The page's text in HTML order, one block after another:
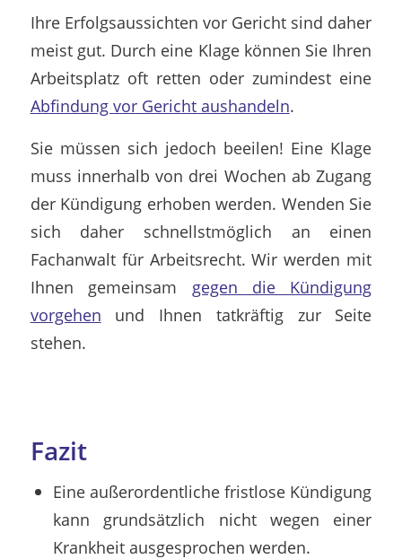
Ihre Erfolgsaussichten vor Gericht sind daher
meist gut. Durch eine Klage können Sie Ihren
Arbeitsplatz oft retten oder zumindest eine
Abfindung vor Gericht aushandeln.
Sie müssen sich jedoch beeilen! Eine Klage
muss innerhalb von drei Wochen ab Zugang
der Kündigung erhoben werden. Wenden Sie
sich daher schnellstmöglich an einen
Fachanwalt für Arbeitsrecht. Wir werden mit
Ihnen gemeinsam gegen die Kündigung
vorgehen und Ihnen tatkräftig zur Seite
stehen.
Fazit
Eine außerordentliche fristlose Kündigung
kann grundsätzlich nicht wegen einer
Krankheit ausgesprochen werden.